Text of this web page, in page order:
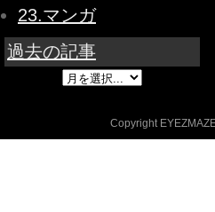
23.マンガ
過去の記事
Copyright